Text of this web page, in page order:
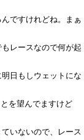
ですけれどね。まぁ
レースなので何が起
日もしウェットにな
を望んでますけど
いないので、レース